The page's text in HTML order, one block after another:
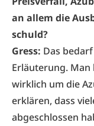
an allem die
schuld?
Gress: Das
Erläuterung. Man
wirklich um die
erklären, dass
abgeschlossen